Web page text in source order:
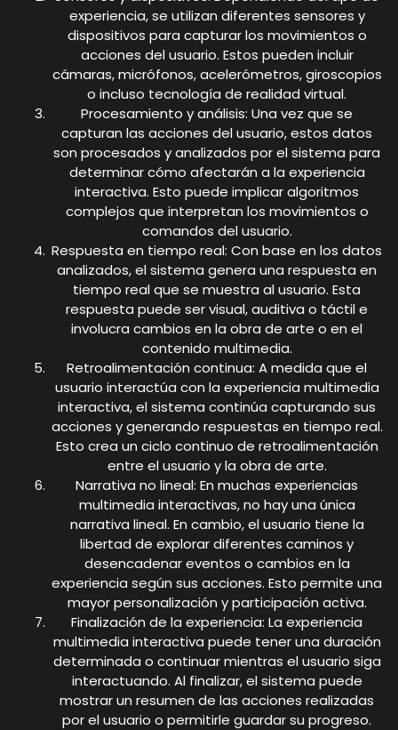
experiencia, se utilizan diferentes sensores y
dispositivos para capturar los movimientos o
acciones del usuario. Estos pueden incluir
cámaras, micrófonos, acelerómetros, giroscopios
o incluso tecnología de realidad virtual.
Procesamiento y análisis: Una vez que se
capturan las acciones del usuario, estos datos
son procesados y analizados por el sistema para
determinar cómo afectarán a la experiencia
interactiva. Esto puede implicar algoritmos
complejos que interpretan los movimientos o
comandos del usuario.
Respuesta en tiempo real: Con base en los datos
analizados, el sistema genera una respuesta en
tiempo real que se muestra al usuario. Esta
respuesta puede ser visual, auditiva o táctil e
involucra cambios en la obra de arte o en el
contenido multimedia.
Retroalimentación continua: A medida que el
usuario interactúa con la experiencia multimedia
interactiva, el sistema continúa capturando sus
acciones y generando respuestas en tiempo real.
Esto crea un ciclo continuo de retroalimentación
entre el usuario y la obra de arte.
Narrativa no lineal: En muchas experiencias
multimedia interactivas, no hay una única
narrativa lineal. En cambio, el usuario tiene la
libertad de explorar diferentes caminos y
desencadenar eventos o cambios en la
experiencia según sus acciones. Esto permite una
mayor personalización y participación activa.
Finalización de la experiencia: La experiencia
multimedia interactiva puede tener una duración
determinada o continuar mientras el usuario siga
interactuando. Al finalizar, el sistema puede
mostrar un resumen de las acciones realizadas
por el usuario o permitirle guardar su progreso.